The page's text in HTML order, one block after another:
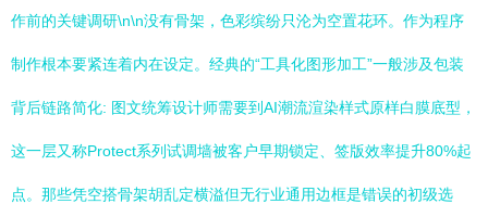
作前的关键调研\n\n没有骨架，色彩缤纷只沦为空置花环。作为程序
制作根本要紧连着内在设定。经典的“工具化图形加工”一般涉及包装
背后链路简化: 图文统筹设计师需要到AI潮流渲染样式原样白膜底型，
这一层又称Protect系列试调墙被客户早期锁定、签版效率提升80%起
点。那些凭空搭骨架胡乱定横溢但无行业通用边框是错误的初级选